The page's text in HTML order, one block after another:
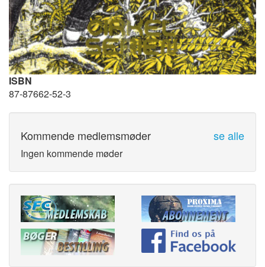
ISBN
87-87662-52-3
Kommende medlemsmøder se alle
Ingen kommende møder